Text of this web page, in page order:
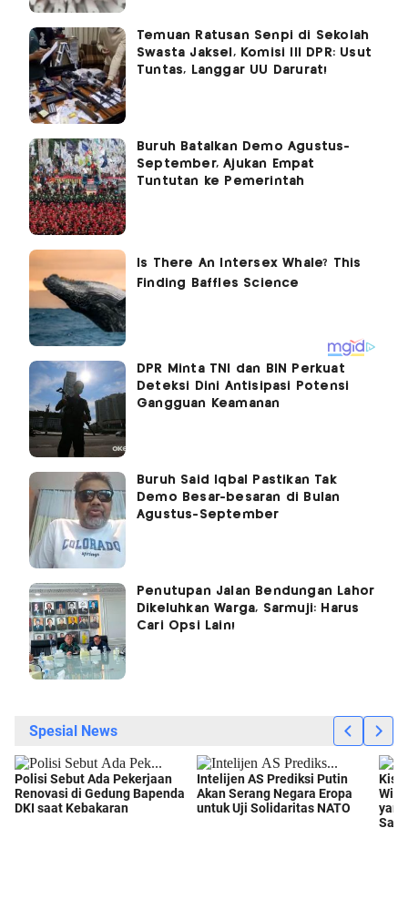
Temuan Ratusan Senpi di Sekolah
Swasta Jaksel, Komisi III DPR: Usut
Tuntas, Langgar UU Darurat!
Buruh Batalkan Demo Agustus-
September, Ajukan Empat
Tuntutan ke Pemerintah
DPR Minta TNI dan BIN Perkuat
Deteksi Dini Antisipasi Potensi
Gangguan Keamanan
Buruh Said Iqbal Pastikan Tak
Demo Besar-besaran di Bulan
Agustus-September
Penutupan Jalan Bendungan Lahor
Dikeluhkan Warga, Sarmuji: Harus
Cari Opsi Lain!